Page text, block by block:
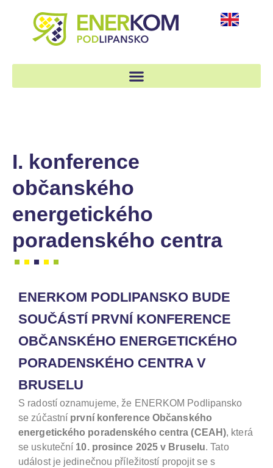
I. konference
občanského
energetického
poradenského centra
ENERKOM PODLIPANSKO BUDE
SOUČÁSTÍ PRVNÍ KONFERENCE
OBČANSKÉHO ENERGETICKÉHO
PORADENSKÉHO CENTRA V
BRUSELU
S radostí oznamujeme, že ENERKOM Podlipansko
se zúčastní první konference Občanského
energetického poradenského centra (CEAH), která
se uskuteční 10. prosince 2025 v Bruselu. Tato
událost je jedinečnou příležitostí propojit se s